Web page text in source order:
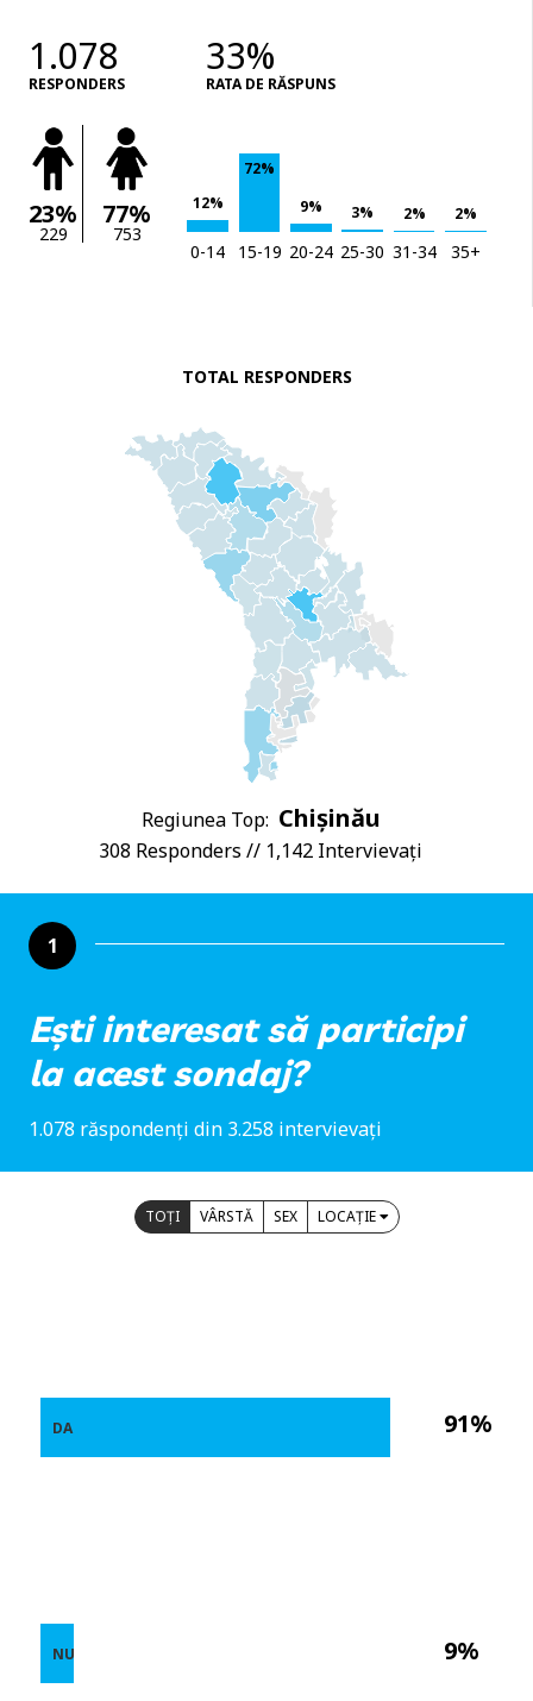
1.078
RESPONDERS
33%
RATA DE RĂSPUNS
23%
229
77%
753
12%
72%
9%
3% 2% 2%
0-14 15-19 20-24 25-30 31-34 35+
TOTAL RESPONDERS
Regiunea Top: Chișinău
308 Responders // 1,142 Intervievați
1
Ești interesat să participi
la acest sondaj?
1.078 răspondenți din 3.258 intervievați
TOȚI VÂRSTĂ SEX LOCAȚIE
91%
9%
DA
NU